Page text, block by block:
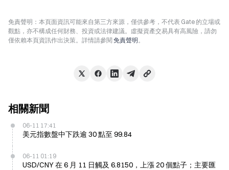
免責聲明：本頁面資訊可能來自第三方來源，僅供參考，不代表 Gate 的立場或
觀點，亦不構成任何財務、投資或法律建議。虛擬資產交易具有高風險，請勿
僅依賴本頁資訊作出決策。詳情請參閱 免責聲明。
相關新聞
06-11 17:41
美元指數盤中下跌逾 30 點至 99.84
06-11 01:19
USD/CNY 在 6 月 11 日觸及 6.8150，上漲 20 個點子；主要匯